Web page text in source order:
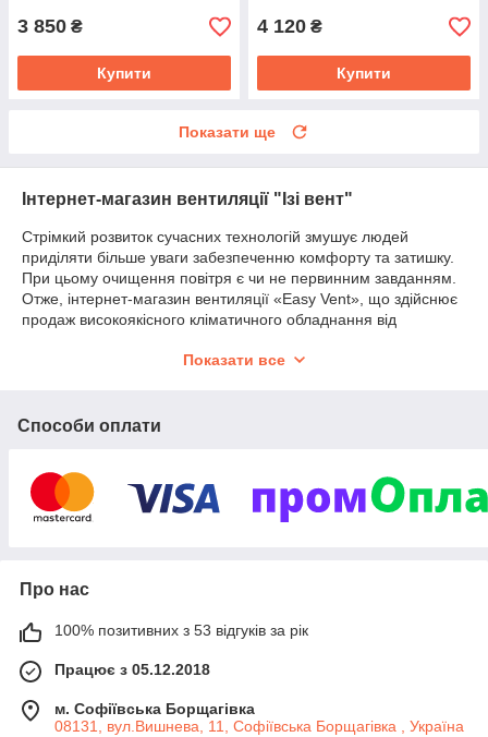
3 850 ₴
Купити
4 120 ₴
Купити
Показати ще
Інтернет-магазин вентиляції "Ізі вент"
Стрімкий розвиток сучасних технологій змушує людей
приділяти більше уваги забезпеченню комфорту та затишку.
При цьому очищення повітря є чи не первинним завданням.
Отже, інтернет-магазин вентиляції «Easy Vent», що здійснює
продаж високоякісного кліматичного обладнання від
здивувати багатьох клієнтів.
Особливості роботи магазину ІЗІ ВЕНТ
У магазині зібрані практично всі конструктивні елементи, які
можуть бути задіяні в роботі вентиляційної системи або є
обладнання.
функціональна дозволяє нашим потенційним клієнтам
приміщенні, виходячи з особистих переваг. Щоправда,
Показати все
Способи оплати
Про нас
100% позитивних з 53 відгуків за рік
Працює з 05.12.2018
м. Софіївська Борщагівка
08131, вул.Вишнева, 11, Софіївська Борщагівка , Україна